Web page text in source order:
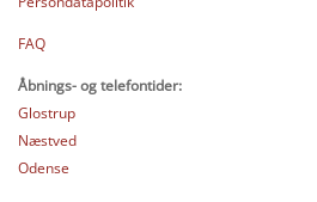
FAQ
Åbnings- og telefontider:
Glostrup
Næstved
Odense